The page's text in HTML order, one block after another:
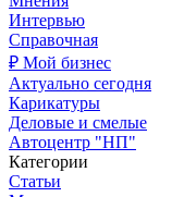
Интервью
Справочная
₽ Мой бизнес
Актуально сегодня
Карикатуры
Деловые и смелые
Автоцентр "НП"
Категории
Статьи